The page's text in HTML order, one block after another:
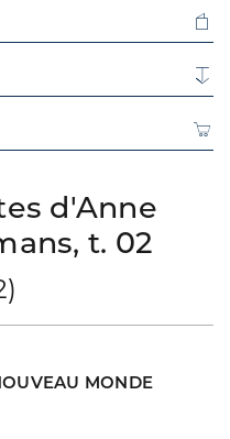
d'Anne
t. 02
MONDE